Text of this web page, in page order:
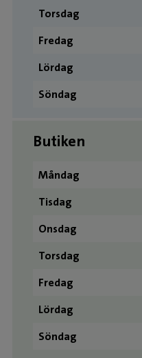
Torsdag
Fredag
Lördag
Söndag
Butiken
Måndag
Tisdag
Onsdag
Torsdag
Fredag
Lördag
Söndag